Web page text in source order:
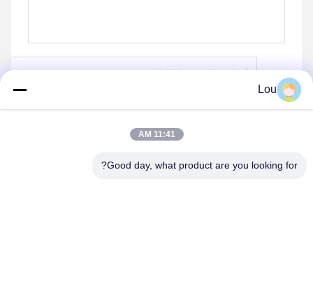
ارسل
Lou
11:41 AM
Good day, what product are you looking for?